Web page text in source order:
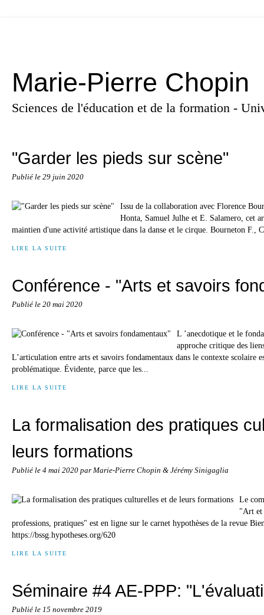
Marie-Pierre Chopin
Sciences de l'éducation et de la formation -
"Garder les pieds sur scène"
Publié le 29 juin 2020
Issu de la collaboration avec Florence
Honta, Samuel Julhe et E. Salamero, cet
maintien d'une activité artistique dans la danse et le cirque. Bourneton F.,
LIRE LA SUITE
Conférence - "Arts et savoirs
Publié le 20 mai 2020
L ’anecdotique et le
approche critique des
L’articulation entre arts et savoirs fondamentaux dans le contexte scolaire
problématique. Évidente, parce que les...
LIRE LA SUITE
La formalisation des pratiques
leurs formations
Publié le 4 mai 2020 par Marie-Pierre Chopin & Jérémy Sinigaglia
Le
"Art et
professions, pratiques" est en ligne sur le carnet hypothèses de la revue
https://bssg.hypotheses.org/620
LIRE LA SUITE
Séminaire #4 AE-PPP:
Publié le 15 novembre 2019